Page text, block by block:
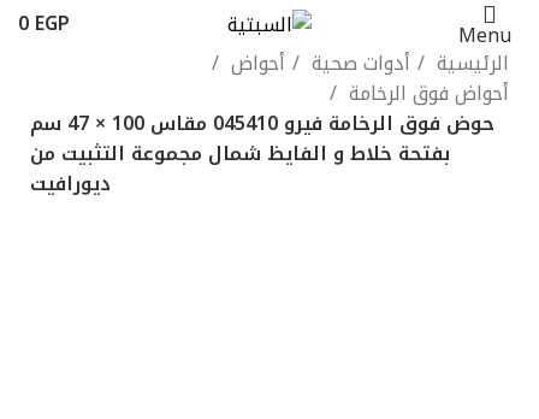
Menu
0EGP
الرئيسية
أدوات صحية
أحواض
أحواض فوق الرخامة
حوض فوق الرخامة فيرو 045410 مقاس 100 × 47 سم
بفتحة خلاط و الفايظ شمال مجموعة التثبيت من
ديورافيت